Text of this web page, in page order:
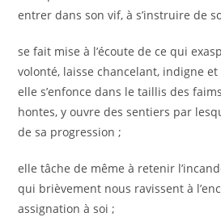
entrer dans son vif, à s’instruire de
se fait mise à l’écoute de ce qui
volonté, laisse chancelant, indigne
elle s’enfonce dans le taillis des
hontes, y ouvre des sentiers par
de sa progression ;
elle tâche de même à retenir
qui brièvement nous ravissent à
assignation à soi ;